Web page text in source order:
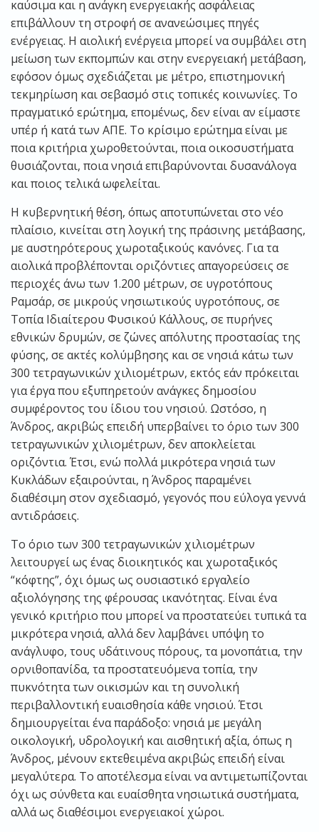
καύσιμα και η ανάγκη ενεργειακής ασφάλειας
επιβάλλουν τη στροφή σε ανανεώσιμες πηγές
ενέργειας. Η αιολική ενέργεια μπορεί να συμβάλει στη
μείωση των εκπομπών και στην ενεργειακή μετάβαση,
εφόσον όμως σχεδιάζεται με μέτρο, επιστημονική
τεκμηρίωση και σεβασμό στις τοπικές κοινωνίες. Το
πραγματικό ερώτημα, επομένως, δεν είναι αν είμαστε
υπέρ ή κατά των ΑΠΕ. Το κρίσιμο ερώτημα είναι με
ποια κριτήρια χωροθετούνται, ποια οικοσυστήματα
θυσιάζονται, ποια νησιά επιβαρύνονται δυσανάλογα
και ποιος τελικά ωφελείται.
Η κυβερνητική θέση, όπως αποτυπώνεται στο νέο
πλαίσιο, κινείται στη λογική της πράσινης μετάβασης,
με αυστηρότερους χωροταξικούς κανόνες. Για τα
αιολικά προβλέπονται οριζόντιες απαγορεύσεις σε
περιοχές άνω των 1.200 μέτρων, σε υγροτόπους
Ραμσάρ, σε μικρούς νησιωτικούς υγροτόπους, σε
Τοπία Ιδιαίτερου Φυσικού Κάλλους, σε πυρήνες
εθνικών δρυμών, σε ζώνες απόλυτης προστασίας της
φύσης, σε ακτές κολύμβησης και σε νησιά κάτω των
300 τετραγωνικών χιλιομέτρων, εκτός εάν πρόκειται
για έργα που εξυπηρετούν ανάγκες δημοσίου
συμφέροντος του ίδιου του νησιού. Ωστόσο, η
Άνδρος, ακριβώς επειδή υπερβαίνει το όριο των 300
τετραγωνικών χιλιομέτρων, δεν αποκλείεται
οριζόντια. Έτσι, ενώ πολλά μικρότερα νησιά των
Κυκλάδων εξαιρούνται, η Άνδρος παραμένει
διαθέσιμη στον σχεδιασμό, γεγονός που εύλογα γεννά
αντιδράσεις.
Το όριο των 300 τετραγωνικών χιλιομέτρων
λειτουργεί ως ένας διοικητικός και χωροταξικός
“κόφτης”, όχι όμως ως ουσιαστικό εργαλείο
αξιολόγησης της φέρουσας ικανότητας. Είναι ένα
γενικό κριτήριο που μπορεί να προστατεύει τυπικά τα
μικρότερα νησιά, αλλά δεν λαμβάνει υπόψη το
ανάγλυφο, τους υδάτινους πόρους, τα μονοπάτια, την
ορνιθοπανίδα, τα προστατευόμενα τοπία, την
πυκνότητα των οικισμών και τη συνολική
περιβαλλοντική ευαισθησία κάθε νησιού. Έτσι
δημιουργείται ένα παράδοξο: νησιά με μεγάλη
οικολογική, υδρολογική και αισθητική αξία, όπως η
Άνδρος, μένουν εκτεθειμένα ακριβώς επειδή είναι
μεγαλύτερα. Το αποτέλεσμα είναι να αντιμετωπίζονται
όχι ως σύνθετα και ευαίσθητα νησιωτικά συστήματα,
αλλά ως διαθέσιμοι ενεργειακοί χώροι.